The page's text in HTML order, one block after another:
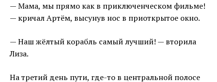
— Мама, мы прямо как в приключенческом фильме!
— кричал Артём, высунув нос в приоткрытое окно.
— Наш жёлтый корабль самый лучший! — вторила
Лиза.
На третий день пути, где-то в центральной полосе